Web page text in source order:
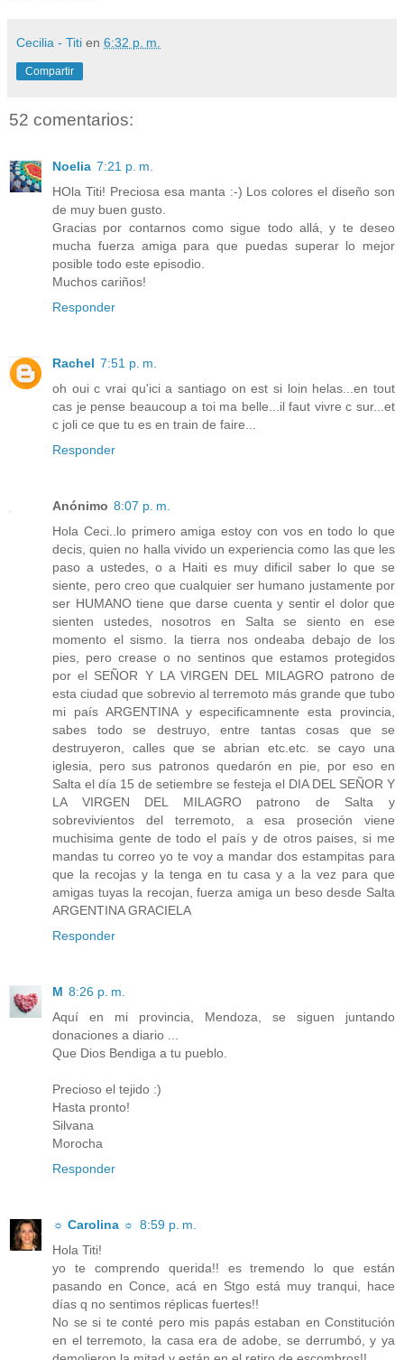
Cecilia - Titi en 6:32 p. m.
Compartir
52 comentarios:
Noelia 7:21 p. m.
HOla Titi! Preciosa esa manta :-) Los colores el diseño son
de muy buen gusto.
Gracias por contarnos como sigue todo allá, y te deseo
mucha fuerza amiga para que puedas superar lo mejor
posible todo este episodio.
Muchos cariños!
Responder
Rachel 7:51 p. m.
oh oui c vrai qu'ici a santiago on est si loin helas...en tout
cas je pense beaucoup a toi ma belle...il faut vivre c sur...et
c joli ce que tu es en train de faire...
Responder
Anónimo 8:07 p. m.
Hola Ceci..lo primero amiga estoy con vos en todo lo que
decis, quien no halla vivido un experiencia como las que les
paso a ustedes, o a Haiti es muy dificil saber lo que se
siente, pero creo que cualquier ser humano justamente por
ser HUMANO tiene que darse cuenta y sentir el dolor que
sienten ustedes, nosotros en Salta se siento en ese
momento el sismo. la tierra nos ondeaba debajo de los
pies, pero crease o no sentinos que estamos protegidos
por el SEÑOR Y LA VIRGEN DEL MILAGRO patrono de
esta ciudad que sobrevio al terremoto más grande que tubo
mi país ARGENTINA y especificamnente esta provincia,
sabes todo se destruyo, entre tantas cosas que se
destruyeron, calles que se abrian etc.etc. se cayo una
iglesia, pero sus patronos quedarón en pie, por eso en
Salta el día 15 de setiembre se festeja el DIA DEL SEÑOR Y
LA VIRGEN DEL MILAGRO patrono de Salta y
sobrevivientos del terremoto, a esa proseción viene
muchisima gente de todo el país y de otros paises, si me
mandas tu correo yo te voy a mandar dos estampitas para
que la recojas y la tenga en tu casa y a la vez para que
amigas tuyas la recojan, fuerza amiga un beso desde Salta
ARGENTINA GRACIELA
Responder
M 8:26 p. m.
Aquí en mi provincia, Mendoza, se siguen juntando
donaciones a diario ...
Que Dios Bendiga a tu pueblo.
Precioso el tejido :)
Hasta pronto!
Silvana
Morocha
Responder
☼ Carolina ☼ 8:59 p. m.
Hola Titi!
yo te comprendo querida!! es tremendo lo que están
pasando en Conce, acá en Stgo está muy tranqui, hace
días q no sentimos réplicas fuertes!!
No se si te conté pero mis papás estaban en Constitución
en el terremoto, la casa era de adobe, se derrumbó, y ya